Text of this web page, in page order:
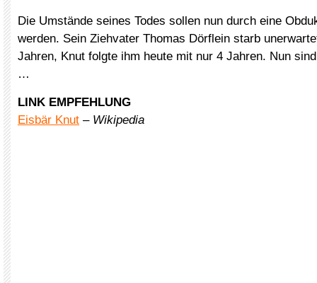
Die Umstände seines Todes sollen nun durch eine
werden. Sein Ziehvater Thomas Dörflein starb
Jahren, Knut folgte ihm heute mit nur 4 Jahren. Nun
…
LINK EMPFEHLUNG
Eisbär Knut – Wikipedia